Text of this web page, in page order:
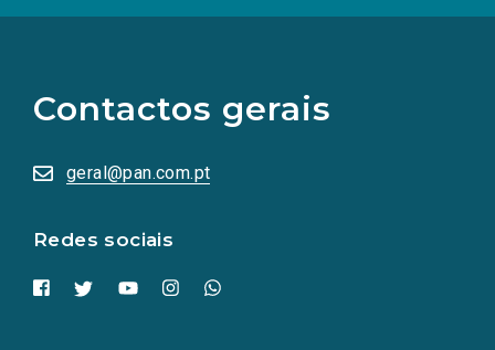
Contactos gerais
geral@pan.com.pt
Redes sociais
redes
sociais
numa
nova